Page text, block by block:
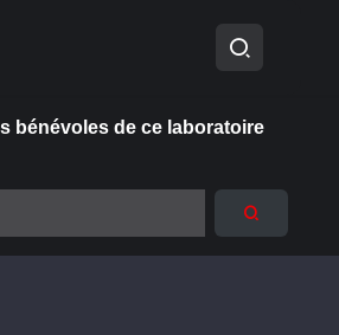
bénévoles de ce laboratoire